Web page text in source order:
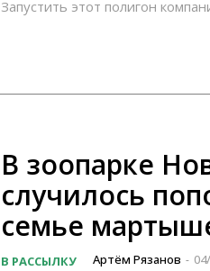
Запустить этот полигон
В зоопарке
случилось
семье
В РАССЫЛКУ Артём Рязанов -